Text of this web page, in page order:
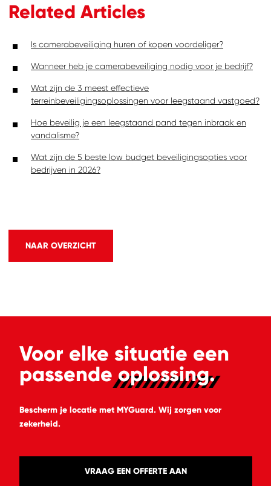
Related Articles
Is camerabeveiliging huren of kopen voordeliger?
Wanneer heb je camerabeveiliging nodig voor je bedrijf?
Wat zijn de 3 meest effectieve
terreinbeveiligingsoplossingen voor leegstaand vastgoed?
Hoe beveilig je een leegstaand pand tegen inbraak en
vandalisme?
Wat zijn de 5 beste low budget beveiligingsopties voor
bedrijven in 2026?
NAAR OVERZICHT
Voor elke situatie een
passendeoplossing.
Bescherm je locatie met MYGuard. Wij zorgen voor
zekerheid.
VRAAG EEN OFFERTE AAN